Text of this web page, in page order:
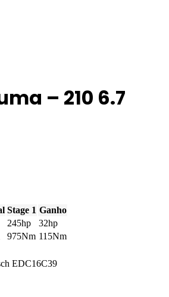
– 210 6.7
Stage 1 Ganho
245hp
32hp
975Nm 115Nm
EDC16C39